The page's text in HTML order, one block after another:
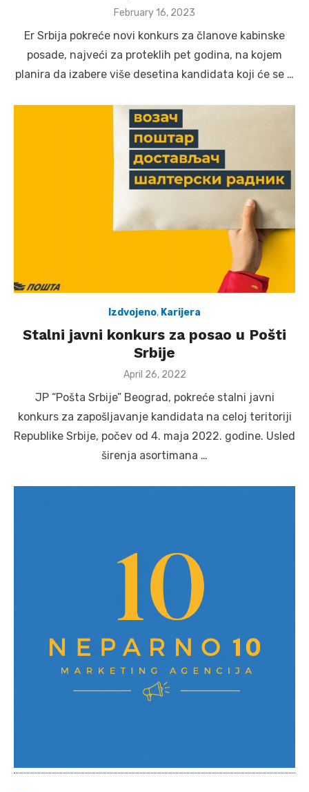
Posted
February 16, 2023
Er Srbija pokreće novi konkurs za članove kabinske
posade, najveći za proteklih pet godina, na kojem
planira da izabere više desetina kandidata koji će se …
Izdvojeno, Karijera
Stalni javni konkurs za posao u Pošti
Srbije
Posted
April 26, 2022
JP “Pošta Srbije” Beograd, pokreće stalni javni
konkurs za zapošljavanje kandidata na celoj teritoriji
Republike Srbije, počev od 4. maja 2022. godine. Usled
širenja asortimana …